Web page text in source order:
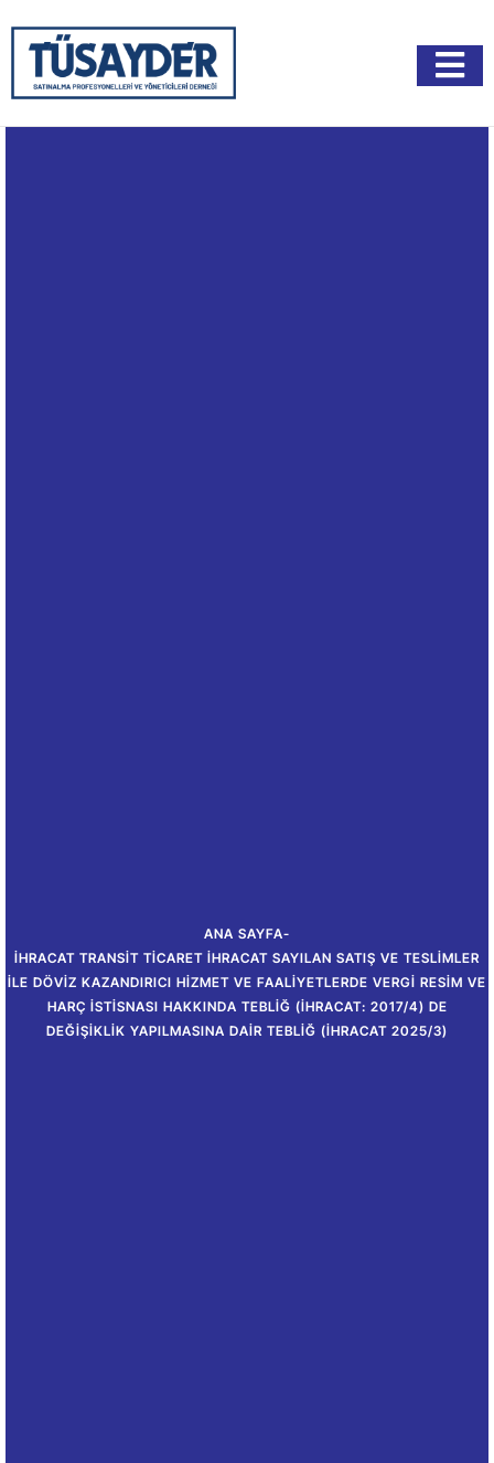
ANA SAYFA-
İHRACAT TRANSIT TICARET İHRACAT SAYILAN SATIŞ VE TESLIMLER
İLE DÖVIZ KAZANDIRICI HIZMET VE FAALIYETLERDE VERGI RESIM VE
HARÇ İSTISNASI HAKKINDA TEBLIĞ (İHRACAT: 2017/4) DE
DEĞIŞIKLIK YAPILMASINA DAIR TEBLIĞ (İHRACAT 2025/3)